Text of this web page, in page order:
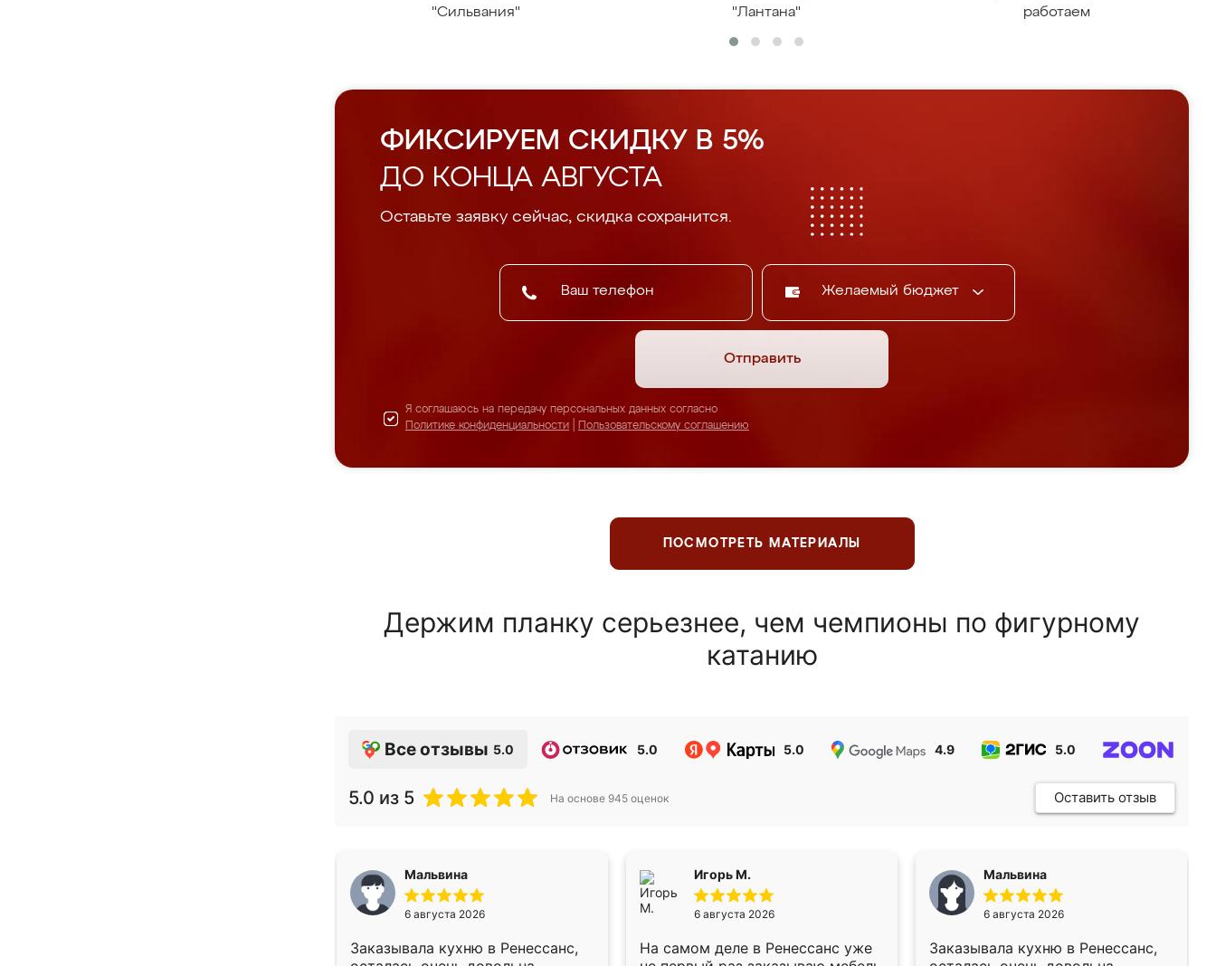
"Сильвания"
"Лантана"
работаем
ФИКСИРУЕМ СКИДКУ В 5%
ДО КОНЦА АВГУСТА
Оставьте заявку сейчас, скидка сохранится.
Желаемый бюджет
Отправить
Я соглашаюсь на передачу персональных данных согласно
Политике конфиденциальности
Пользовательскому соглашению
ПОСМОТРЕТЬ МАТЕРИАЛЫ
Держим планку серьезнее, чем чемпионы по фигурному
катанию
Все отзывы 5.0 5.0 5.0 4.9 5.0
5.0 из 5 На основе 945 оценок Оставить отзыв
Мальвина
6 августа 2026
Заказывала кухню в Ренессанс,
Игорь М.
6 августа 2026
На самом деле в Ренессанс уже
Мальвина
6 августа 2026
Заказывала кухню в Ренессанс,